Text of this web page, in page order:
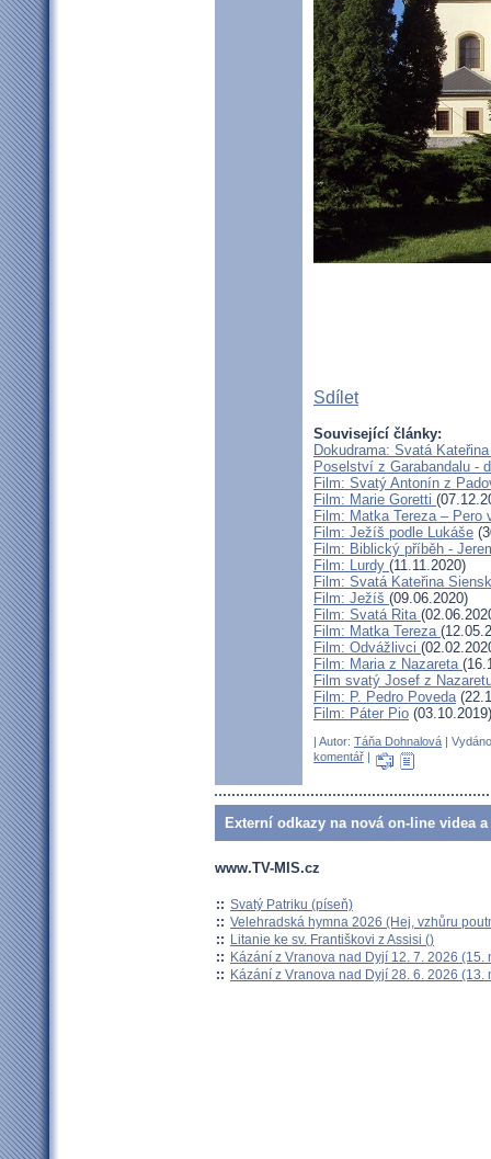
Sdílet
Související články:
Dokudrama: Svatá
Poselství z Garabandalu -
Film: Svatý Antonín z
Film: Marie Goretti
Film: Matka Tereza – Pero
Film: Ježíš podle Lukáše
Film: Biblický příběh -
Film: Lurdy (11.11.2020)
Film: Svatá Kateřina
Film: Ježíš (09.06.2020)
Film: Svatá Rita
Film: Matka Tereza
Film: Odvážlivci
Film: Maria z Nazareta
Film svatý Josef z
Film: P. Pedro Poveda
Film: Páter Pio (03.10.2019)
| Autor: Táňa Dohnalová |
komentář |
Externí odkazy na nová on-line videa
www.TV-MIS.cz
:: Svatý Patriku (píseň)
:: Velehradská hymna 2026 (Hej, vzhůru
:: Litanie ke sv. Františkovi z Assisi ()
:: Kázání z Vranova nad Dyjí 12. 7. 2026 (15.
:: Kázání z Vranova nad Dyjí 28. 6. 2026 (13.